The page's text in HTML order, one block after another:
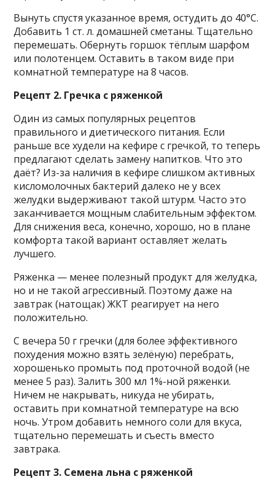
Вынуть спустя указанное время, остудить до 40°С.
Добавить 1 ст. л. домашней сметаны. Тщательно
перемешать. Обернуть горшок тёплым шарфом
или полотенцем. Оставить в таком виде при
комнатной температуре на 8 часов.
Рецепт 2. Гречка с ряженкой
Один из самых популярных рецептов
правильного и диетического питания. Если
раньше все худели на кефире с гречкой, то теперь
предлагают сделать замену напитков. Что это
даёт? Из-за наличия в кефире слишком активных
кисломолочных бактерий далеко не у всех
желудки выдерживают такой штурм. Часто это
заканчивается мощным слабительным эффектом.
Для снижения веса, конечно, хорошо, но в плане
комфорта такой вариант оставляет желать
лучшего.
Ряженка — менее полезный продукт для желудка,
но и не такой агрессивный. Поэтому даже на
завтрак (натощак) ЖКТ реагирует на него
положительно.
С вечера 50 г гречки (для более эффективного
похудения можно взять зелёную) перебрать,
хорошенько промыть под проточной водой (не
менее 5 раз). Залить 300 мл 1%-ной ряженки.
Ничем не накрывать, никуда не убирать,
оставить при комнатной температуре на всю
ночь. Утром добавить немного соли для вкуса,
тщательно перемешать и съесть вместо
завтрака.
Рецепт 3. Семена льна с ряженкой